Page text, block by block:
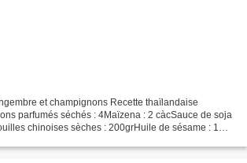
et champignons Recette thaïlandaise
parfumés séchés : 4Maïzena : 2 càcSauce de soja
chinoises sèches : 200grHuile de sésame : 1